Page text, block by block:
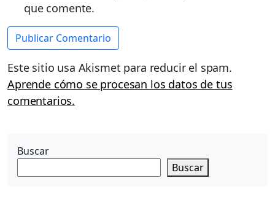
que comente.
Este sitio usa Akismet para reducir el spam.
Aprende cómo se procesan los datos de tus
comentarios.
Buscar
Buscar